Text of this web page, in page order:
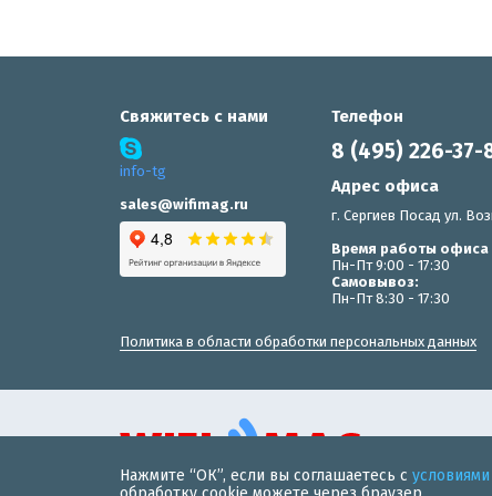
Нажмите “ОК”, если вы соглашаетесь с условиями
Свяжитесь с нами
info-tg
sales@wifimag.ru
Телефон
8 (495) 226-37-
Адрес офиса
г. Сергиев Посад ул.
Время работы офиса
Пн-Пт 9:00 - 17:30
Самовывоз:
Пн-Пт 8:30 - 17:30
Политика в области обработки персональных данных
© 2019 «WiFiMAG» - интернет-магазин wi-fi оборудования